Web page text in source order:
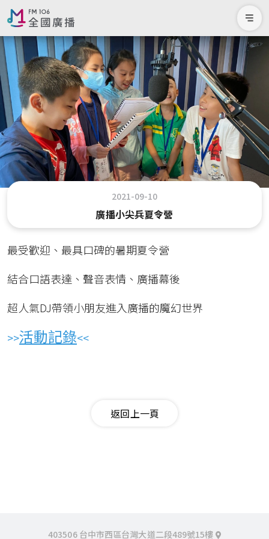
2021-09-10
廣播小尖兵夏令營
最受歡迎、最具口碑的暑期夏令營
結合口語表達、聲音表情、廣播幕後
超人氣DJ帶領小朋友進入廣播的魔幻世界
>>活動記錄<<
返回上一頁
403506 台中市西區台灣大道二段489號15樓